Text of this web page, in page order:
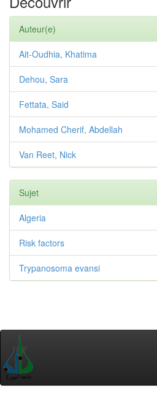
Auteur(e)
Ait-Oudhia, Khatima
Dehou, Sara
Fettata, Said
Mohamed Cherif, Abdellah
Van Reet, Nick
Sujet
Algeria
Risk factors
Trypanosoma evansi